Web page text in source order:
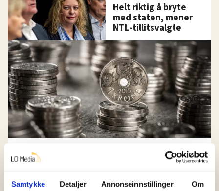
Samtykke Detaljer Annonseinnstillinger Om
Helt riktig å bryte
med staten, mener
NTL-tillitsvalgte
Snart går fristen for
900.000 ansatte ut